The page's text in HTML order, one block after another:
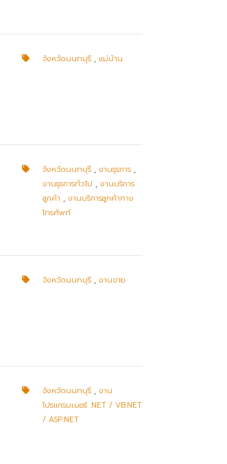
จังหวัดนนทบุรี , แม่บ้าน
จังหวัดนนทบุรี ,งานธุรการ ,
งานธุรการทั่วไป ,งานบริการ
ลูกค้า ,งานบริการลูกค้าทาง
โทรศัพท์
จังหวัดนนทบุรี ,งานขาย
จังหวัดนนทบุรี ,งาน
โปรแกรมเมอร์ .NET / VB.NET
/ ASP.NET